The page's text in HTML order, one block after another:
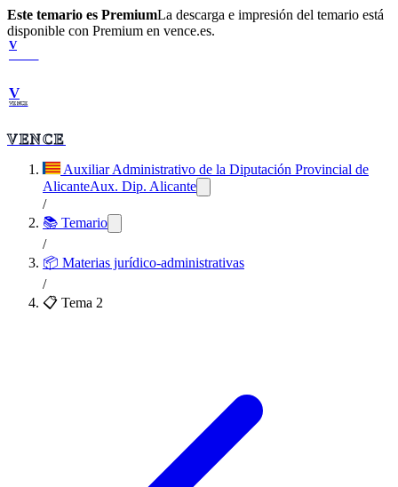
Este temario es PremiumLa descarga e impresión del temario está
disponible con Premium en vence.es.
V
V
VENCE
VENCE
Auxiliar Administrativo de la Diputación Provincial de
AlicanteAux. Dip. Alicante
/
📚 Temario
/
📦 Materias jurídico-administrativas
/
📋 Tema 2